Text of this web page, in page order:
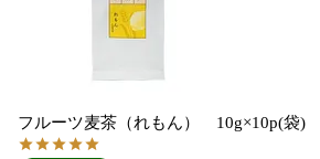
フルーツ麦茶（れもん） 10g×10p(袋)